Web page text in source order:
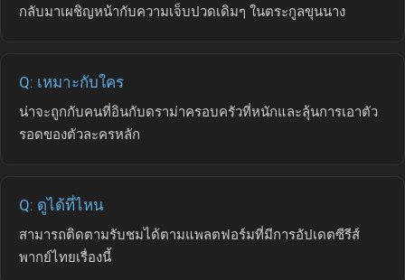
กลับมาเผชิญหน้ากับความเจ็บปวดเดิมๆ ในตระกูลขุนนาง
Q: เหมาะกับใคร
น่าจะถูกกับคนที่อินกับดราม่าครอบครัวที่หนักและลุ้นการเอาตัว
รอดของตัวละครหลัก
Q: ดูได้ที่ไหน
สามารถติดตามรับชมได้ตามแพลตฟอร์มที่มีการอัปเดตซีรีส์
พากย์ไทยเรื่องนี้